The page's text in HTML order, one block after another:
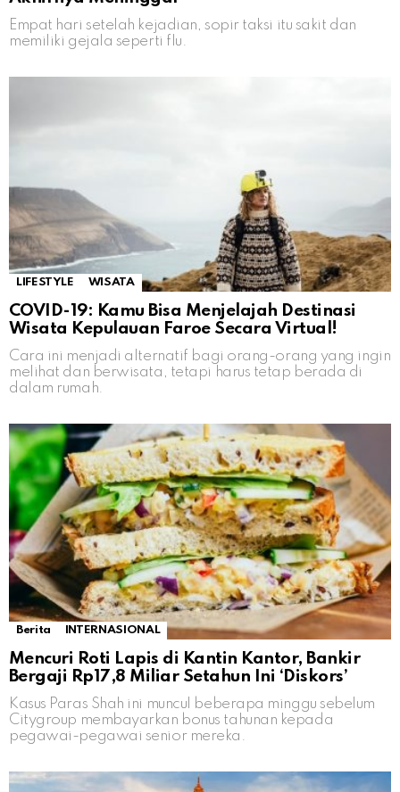
Empat hari setelah kejadian, sopir taksi itu sakit dan
memiliki gejala seperti flu.
LIFESTYLE WISATA
COVID-19: Kamu Bisa Menjelajah Destinasi
Wisata Kepulauan Faroe Secara Virtual!
Cara ini menjadi alternatif bagi orang-orang yang ingin
melihat dan berwisata, tetapi harus tetap berada di
dalam rumah.
Berita INTERNASIONAL
Mencuri Roti Lapis di Kantin Kantor, Bankir
Bergaji Rp17,8 Miliar Setahun Ini ‘Diskors’
Kasus Paras Shah ini muncul beberapa minggu sebelum
Citygroup membayarkan bonus tahunan kepada
pegawai-pegawai senior mereka.